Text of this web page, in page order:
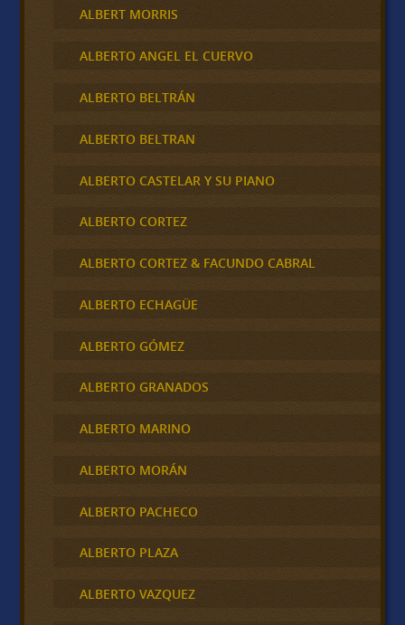
ALBERT MORRIS
ALBERTO ANGEL EL CUERVO
ALBERTO BELTRÁN
ALBERTO BELTRAN
ALBERTO CASTELAR Y SU PIANO
ALBERTO CORTEZ
ALBERTO CORTEZ & FACUNDO CABRAL
ALBERTO ECHAGÜE
ALBERTO GÓMEZ
ALBERTO GRANADOS
ALBERTO MARINO
ALBERTO MORÁN
ALBERTO PACHECO
ALBERTO PLAZA
ALBERTO VAZQUEZ